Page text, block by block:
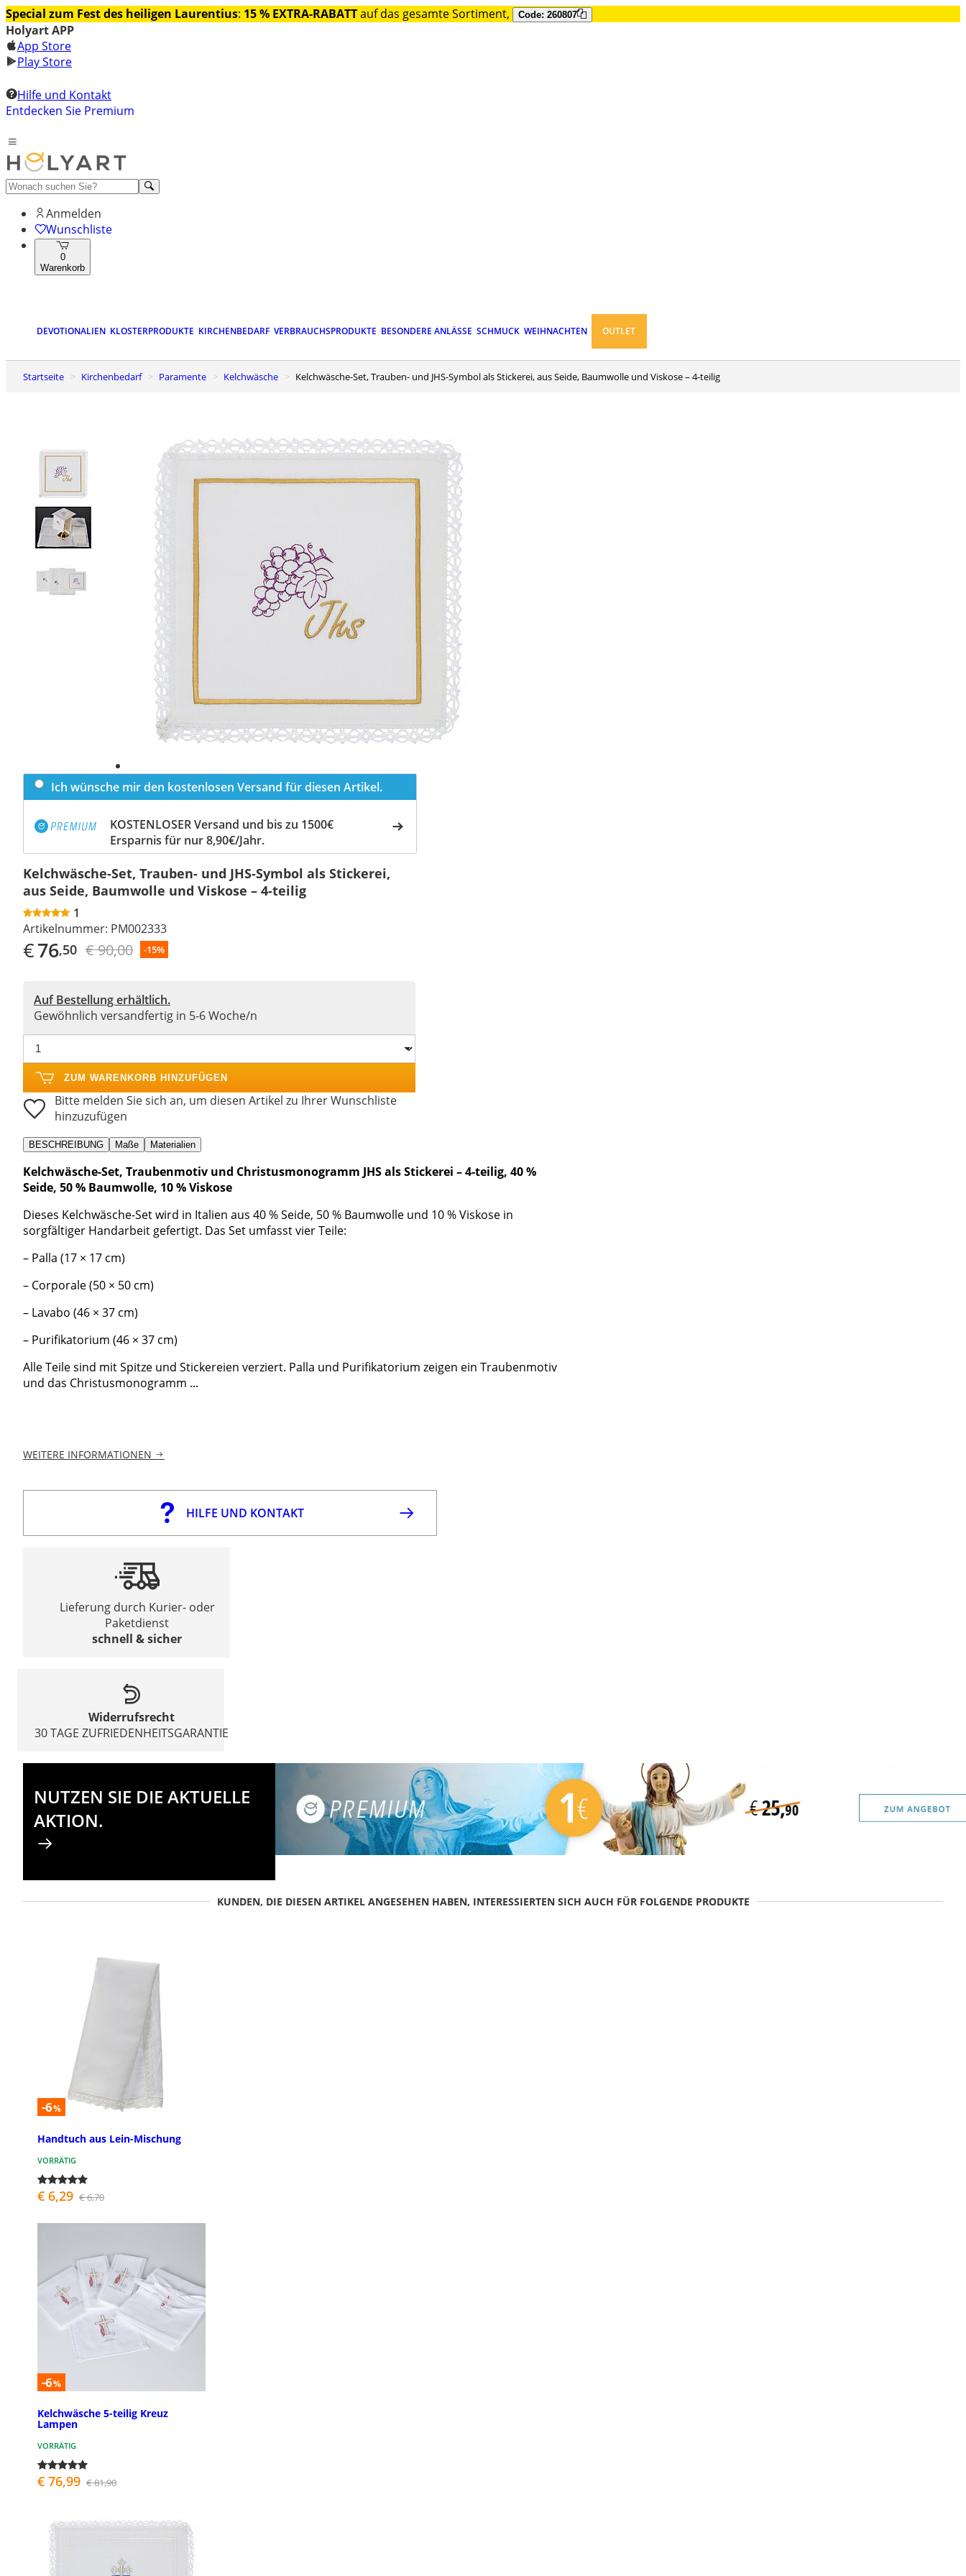
Special zum Fest des heiligen Laurentius: 15 % EXTRA-RABATTauf das gesamte Sortiment, Code: 260807
Holyart APP
App Store
Play Store
Hilfe und Kontakt
Entdecken Sie Premium
Anmelden
Wunschliste
0
Warenkorb
DEVOTIONALIEN KLOSTERPRODUKTE KIRCHENBEDARF VERBRAUCHSPRODUKTE BESONDERE ANLÄSSE SCHMUCK WEIHNACHTEN OUTLET
Startseite Kirchenbedarf Paramente Kelchwäsche Kelchwäsche-Set, Trauben- und JHS-Symbol als Stickerei, aus Seide, Baumwolle und Viskose – 4-teilig
Ich wünsche mir den kostenlosen Versand für diesen Artikel.
KOSTENLOSER Versand und bis zu 1500€
Ersparnis für nur 8,90€/Jahr.
Kelchwäsche-Set, Trauben- und JHS-Symbol als Stickerei,
aus Seide, Baumwolle und Viskose – 4-teilig
1
Artikelnummer: PM002333
€76,50 € 90,00 -15%
Auf Bestellung erhältlich.
Gewöhnlich versandfertig in 5-6 Woche/n
ZUM WARENKORB HINZUFÜGEN
Bitte melden Sie sich an, um diesen Artikel zu Ihrer Wunschliste
hinzuzufügen
BESCHREIBUNG Maße Materialien
Kelchwäsche-Set, Traubenmotiv und Christusmonogramm JHS als Stickerei – 4-teilig, 40 %
Seide, 50 % Baumwolle, 10 % Viskose
Dieses Kelchwäsche-Set wird in Italien aus 40 % Seide, 50 % Baumwolle und 10 % Viskose in
sorgfältiger Handarbeit gefertigt. Das Set umfasst vier Teile:
– Palla (17 × 17 cm)
– Corporale (50 × 50 cm)
– Lavabo (46 × 37 cm)
– Purifikatorium (46 × 37 cm)
Alle Teile sind mit Spitze und Stickereien verziert. Palla und Purifikatorium zeigen ein Traubenmotiv
und das Christusmonogramm ...
WEITERE INFORMATIONEN
HILFE UND KONTAKT
Lieferung durch Kurier- oder
Paketdienst
schnell & sicher
Widerrufsrecht
30 TAGE ZUFRIEDENHEITSGARANTIE
NUTZEN SIE DIE AKTUELLE
AKTION.
KUNDEN, DIE DIESEN ARTIKEL ANGESEHEN HABEN, INTERESSIERTEN SICH AUCH FÜR FOLGENDE PRODUKTE
-6%
Handtuch aus Lein-Mischung
VORRÄTIG
€ 6,29 € 6,70
-6%
Kelchwäsche 5-teilig Kreuz
Lampen
VORRÄTIG
€ 76,99 € 81,90